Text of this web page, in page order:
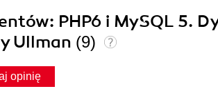
PHP6 i MySQL 5.
Ullman (9)
opinię